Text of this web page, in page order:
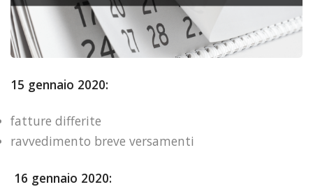
15 gennaio 2020:
fatture differite
ravvedimento breve versamenti
16 gennaio 2020: